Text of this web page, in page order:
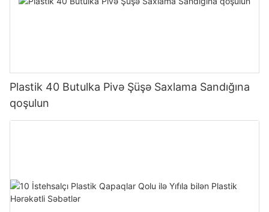
Plastik 40 Butulka Pivə Şüşə Saxlama Sandığına
qoşulun